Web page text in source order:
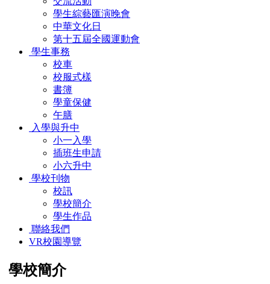
學生綜藝匯演晚會
中華文化日
第十五屆全國運動會
學生事務
校車
校服式樣
書簿
學童保健
午膳
入學與升中
小一入學
插班生申請
小六升中
學校刊物
校訊
學校簡介
學生作品
聯絡我們
VR校園導覽
學校簡介